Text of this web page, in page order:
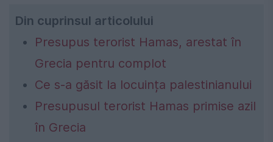
Din cuprinsul articolului
Presupus terorist Hamas, arestat în
Grecia pentru complot
Ce s-a găsit la locuința palestinianului
Presupusul terorist Hamas primise azil
în Grecia